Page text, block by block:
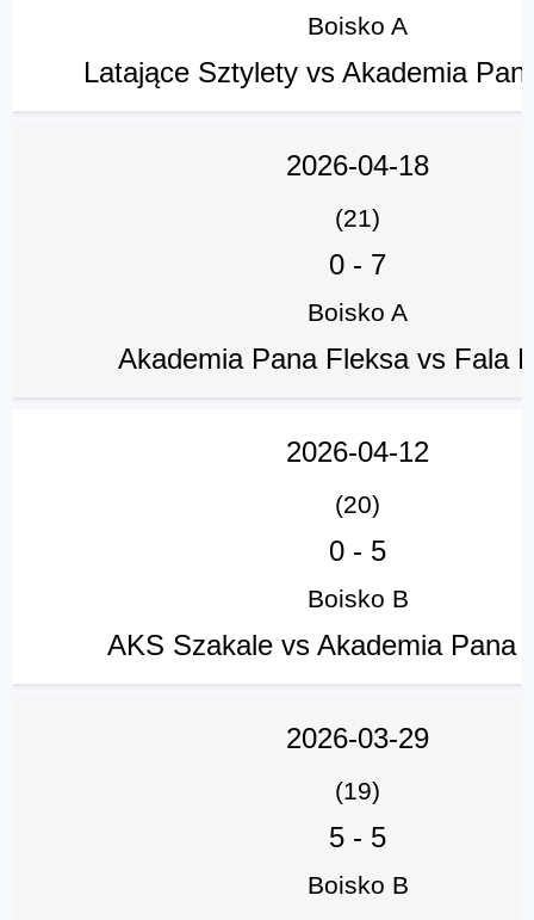
Boisko A
Latające Sztylety vs Akademia
2026-04-18
(21)
0 - 7
Boisko A
Akademia Pana Fleksa vs Fala
2026-04-12
(20)
0 - 5
Boisko B
AKS Szakale vs Akademia Pana
2026-03-29
(19)
5 - 5
Boisko B